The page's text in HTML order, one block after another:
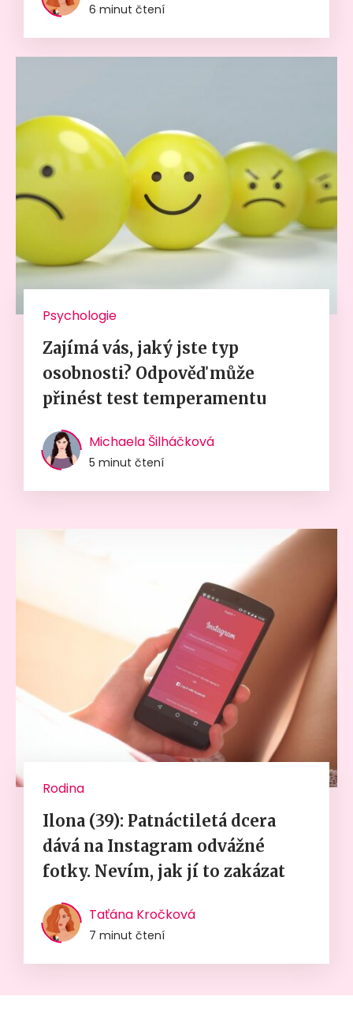
6 minut čtení
Psychologie
Zajímá vás, jaký jste typ
osobnosti? Odpověď může
přinést test temperamentu
Michaela Šilháčková
5 minut čtení
Rodina
Ilona (39): Patnáctiletá dcera
dává na Instagram odvážné
fotky. Nevím, jak jí to zakázat
Taťána Kročková
7 minut čtení